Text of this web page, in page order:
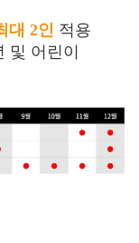
대 2인 적용
및 어린이